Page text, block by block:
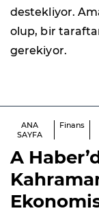
destekliyor.
olup, bir
gerekiyor.
ANA
SAYFA
Finans
A